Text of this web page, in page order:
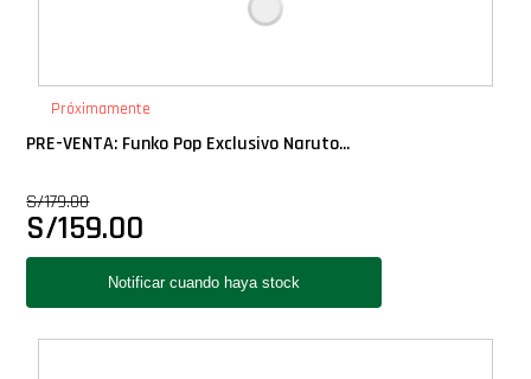
Próximamente
PRE-VENTA: Funko Pop Exclusivo Naruto...
S/179.00
S/159.00